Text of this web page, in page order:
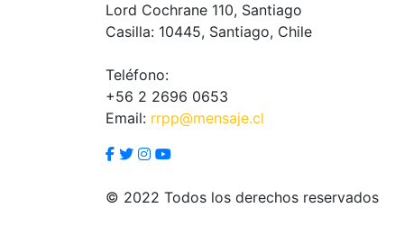
Lord Cochrane 110, Santiago
Casilla: 10445, Santiago, Chile
Teléfono:
+56 2 2696 0653
Email: rrpp@mensaje.cl
© 2022 Todos los derechos reservados